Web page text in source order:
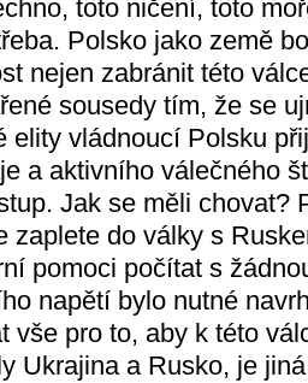
toto ničení, toto
Polsko jako země
nejen zabránit této
sousedy tím, že se
elity vládnoucí Polsku
a aktivního válečného
Jak se měli chovat?
zaplete do války s
pomoci počítat s
napětí bylo nutné
vše pro to, aby k této
Ukrajina a Rusko, je